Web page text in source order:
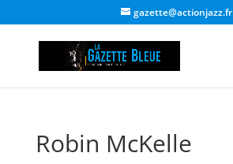
gazette@actionjazz.fr
Robin McKelle